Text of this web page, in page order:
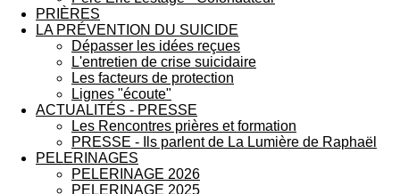
PRIÈRES
LA PRÉVENTION DU SUICIDE
Dépasser les idées reçues
L'entretien de crise suicidaire
Les facteurs de protection
Lignes "écoute"
ACTUALITÉS - PRESSE
Les Rencontres prières et formation
PRESSE - Ils parlent de La Lumière de Raphaël
PELERINAGES
PELERINAGE 2026
PELERINAGE 2025